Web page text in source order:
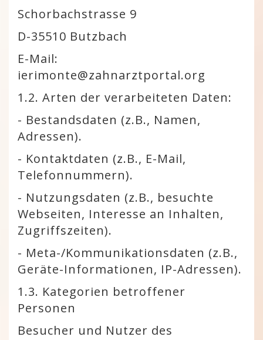
Schorbachstrasse 9
D-35510 Butzbach
E-Mail:
ierimonte@zahnarztportal.org
1.2. Arten der verarbeiteten Daten:
- Bestandsdaten (z.B., Namen,
Adressen).
- Kontaktdaten (z.B., E-Mail,
Telefonnummern).
- Nutzungsdaten (z.B., besuchte
Webseiten, Interesse an Inhalten,
Zugriffszeiten).
- Meta-/Kommunikationsdaten (z.B.,
Geräte-Informationen, IP-Adressen).
1.3. Kategorien betroffener
Personen
Besucher und Nutzer des